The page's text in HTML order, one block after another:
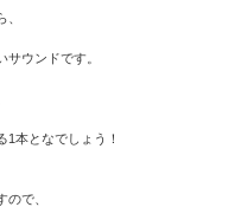
ウンドです。
1本となでしょう！
で、